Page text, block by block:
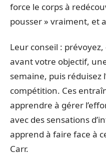
force le corps à
pousser » vraiment, et
Leur conseil :
avant votre objectif,
semaine, puis réduisez
compétition. Ces
apprendre à gérer
avec des sensations
apprend à faire face à
Carr.